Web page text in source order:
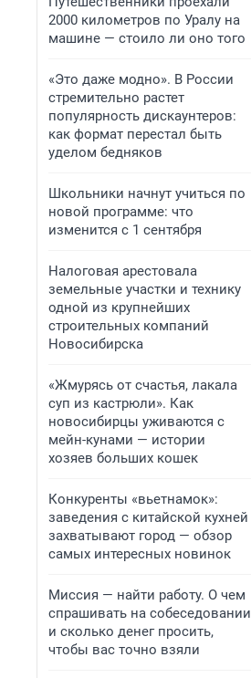
2000 километров по Уралу на
машине — стоило ли оно того
«Это даже модно». В России
стремительно растет
популярность дискаунтеров:
как формат перестал быть
уделом бедняков
Школьники начнут учиться по
новой программе: что
изменится с 1 сентября
Налоговая арестовала
земельные участки и технику
одной из крупнейших
строительных компаний
Новосибирска
«Жмурясь от счастья, лакала
суп из кастрюли». Как
новосибирцы уживаются с
мейн-кунами — истории
хозяев больших кошек
Конкуренты «вьетнамок»:
заведения с китайской кухней
захватывают город — обзор
самых интересных новинок
Миссия — найти работу. О чем
спрашивать на собеседовании
и сколько денег просить,
чтобы вас точно взяли